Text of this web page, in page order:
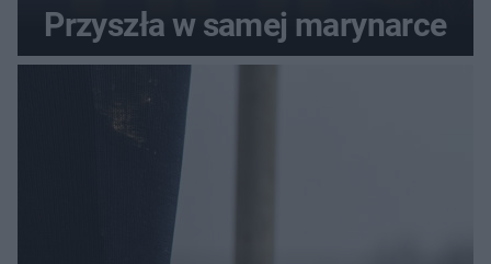
Przyszła w samej marynarce